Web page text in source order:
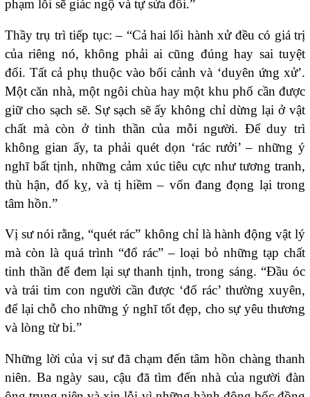
phạm lỗi sẽ giác ngộ và tự sửa đổi.”
Thầy trụ trì tiếp tục: – “Cả hai lối hành xử đều có giá trị
của riêng nó, không phải ai cũng đúng hay sai tuyệt
đối. Tất cả phụ thuộc vào bối cảnh và ‘duyên ứng xử’.
Một căn nhà, một ngôi chùa hay một khu phố cần được
giữ cho sạch sẽ. Sự sạch sẽ ấy không chỉ dừng lại ở vật
chất mà còn ở tinh thần của mỗi người. Để duy trì
không gian ấy, ta phải quét dọn ‘rác rưởi’ – những ý
nghĩ bất tịnh, những cảm xúc tiêu cực như tương tranh,
thù hận, đố kỵ, và tị hiềm – vốn đang đọng lại trong
tâm hồn.”
Vị sư nói rằng, “quét rác” không chỉ là hành động vật lý
mà còn là quá trình “đổ rác” – loại bỏ những tạp chất
tinh thần để đem lại sự thanh tịnh, trong sáng. “Đầu óc
và trái tim con người cần được ‘đổ rác’ thường xuyên,
để lại chỗ cho những ý nghĩ tốt đẹp, cho sự yêu thương
và lòng từ bi.”
Những lời của vị sư đã chạm đến tâm hồn chàng thanh
niên. Ba ngày sau, cậu đã tìm đến nhà của người đàn